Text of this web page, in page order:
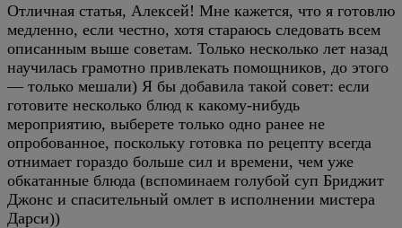
Отличная статья, Алексей! Мне кажется, что я готовлю
медленно, если честно, хотя стараюсь следовать всем
описанным выше советам. Только несколько лет назад
научилась грамотно привлекать помощников, до этого
— только мешали) Я бы добавила такой совет: если
готовите несколько блюд к какому-нибудь
мероприятию, выберете только одно ранее не
опробованное, поскольку готовка по рецепту всегда
отнимает гораздо больше сил и времени, чем уже
обкатанные блюда (вспоминаем голубой суп Бриджит
Джонс и спасительный омлет в исполнении мистера
Дарси))